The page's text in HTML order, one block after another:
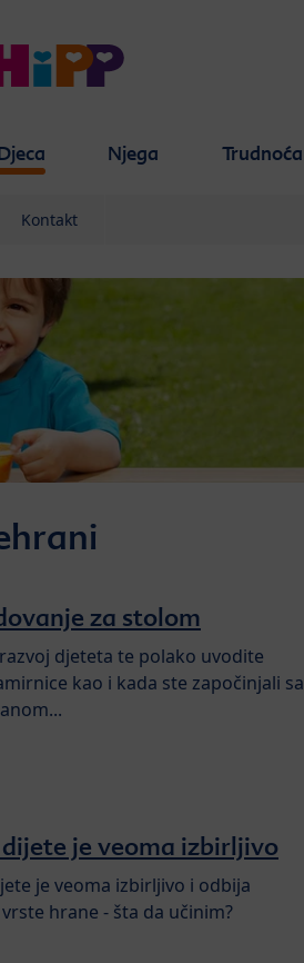
Njega Trudnoća
Kontakt
za stolom
djeteta te polako uvodite
kao i kada ste započinjali sa
je veoma izbirljivo
je veoma izbirljivo i odbija
hrane - šta da učinim?